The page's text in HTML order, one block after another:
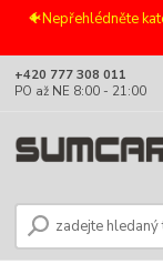
🐠Nepřehlédněte
+420 777 308 011
PO až NE 8:00 - 21:00